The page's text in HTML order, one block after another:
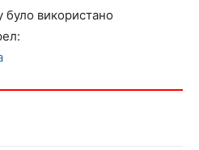
було використано